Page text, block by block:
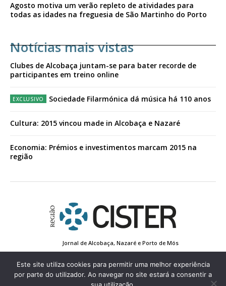
Agosto motiva um verão repleto de atividades para
todas as idades na freguesia de São Martinho do Porto
Notícias mais vistas
Clubes de Alcobaça juntam-se para bater recorde de
participantes em treino online
Sociedade Filarmónica dá música há 110 anos
Cultura: 2015 vincou made in Alcobaça e Nazaré
Economia: Prémios e investimentos marcam 2015 na
região
Jornal de Alcobaça, Nazaré e Porto de Mós
Conta de Registo
Edição Impressa
Este site utiliza cookies para permitir uma melhor experiência
por parte do utilizador. Ao navegar no site estará a consentir a